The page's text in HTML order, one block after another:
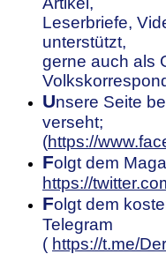
Leserbriefe,
unterstützt,
gerne auch als
Unsere Seite
verseht;
(https://
Folgt dem
https://
Folgt dem
Telegram
( https://t.me/